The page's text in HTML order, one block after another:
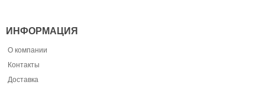
ИНФОРМАЦИЯ
О компании
Контакты
Доставка